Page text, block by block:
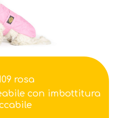
rosa
con imbottitura